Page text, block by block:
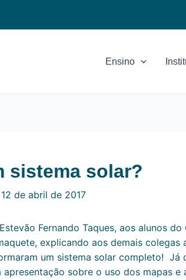
Ensino
sistema solar?
12 de abril de 2017
Fernando Taques, aos alunos
explicando aos demais
um sistema solar completo! Já
sobre o uso dos mapas